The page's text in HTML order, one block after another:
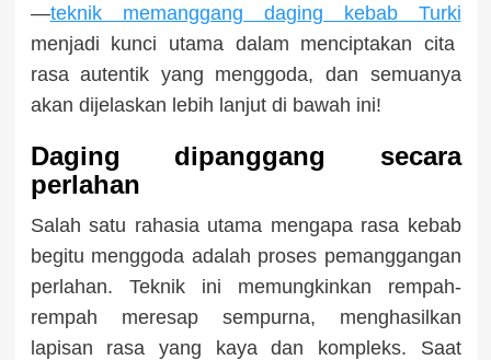
—teknik memanggang daging kebab Turki
menjadi kunci utama dalam menciptakan cita
rasa autentik yang menggoda, dan semuanya
akan dijelaskan lebih lanjut di bawah ini!
Daging dipanggang secara
perlahan
Salah satu rahasia utama mengapa rasa kebab
begitu menggoda adalah proses pemanggangan
perlahan. Teknik ini memungkinkan rempah-
rempah meresap sempurna, menghasilkan
lapisan rasa yang kaya dan kompleks. Saat